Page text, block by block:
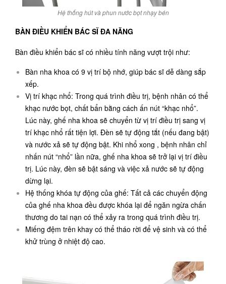
Hệ thống hút và phun nước bọt nhạy bén
BÀN ĐIỀU KHIỂN BÁC SĨ ĐA NĂNG
Bàn điều khiển bác sĩ có nhiều tính năng vượt trội như:
Bàn nha khoa có 9 vị trí bộ nhớ, giúp bác sĩ dễ dàng sắp
xếp.
Vị trí khạc nhổ: Trong quá trình điều trị, bệnh nhân có thể
khạc nước bọt, chất bẩn bằng cách ấn nút “khạc nhổ”.
Lúc này, ghế nha khoa sẽ chuyển từ vị trí điều trị sang vị
trí khạc nhổ rất tiện lợi. Đèn sẽ tự động tắt (nếu đang bật)
và nước xả sẽ tự động bật. Khi nhổ xong , bệnh nhân chỉ
nhấn nút “nhổ” lần nữa, ghế nha khoa sẽ trở lại vị trí điều
trị. Lúc này, đèn sẽ bật sáng và việc xả nước sẽ tự động
dừng lại.
Hệ thống khóa tự động của ghế: Tất cả các chuyển động
của ghế nha khoa đều được khóa lại để ngăn ngừa chấn
thương do tai nạn có thể xảy ra trong quá trình điều trị.
Miếng đệm trên khay có thể tháo rời để vệ sinh và có thể
khử trùng ở nhiệt độ cao.